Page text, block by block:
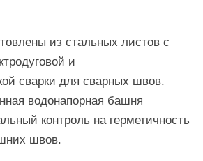
из стальных листов с
и
сварки для сварных швов.
водонапорная башня
контроль на герметичность
швов.